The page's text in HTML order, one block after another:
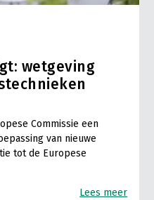
wetgeving
Commissie een
van nieuwe
tot de Europese
Lees meer